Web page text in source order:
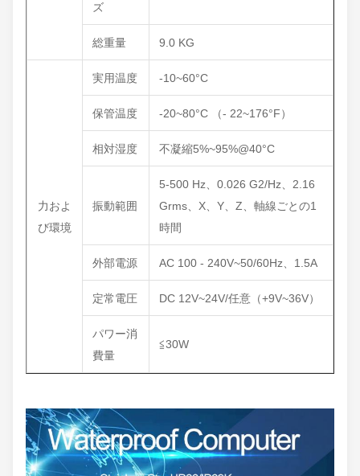
ズ
総重量 9.0 KG
力およ
び環境
実用温度 -10~60°C
保管温度 -20~80°C （- 22~176°F）
相対湿度 不凝縮5%~95%@40°C
振動範囲
5-500 Hz、0.026 G2/Hz、2.16
Grms、X、Y、Z、軸線ごとの1
時間
外部電源 AC 100 - 240V~50/60Hz、1.5A
定常電圧 DC 12V~24V/任意（+9V~36V）
パワー消
費量
≦30W